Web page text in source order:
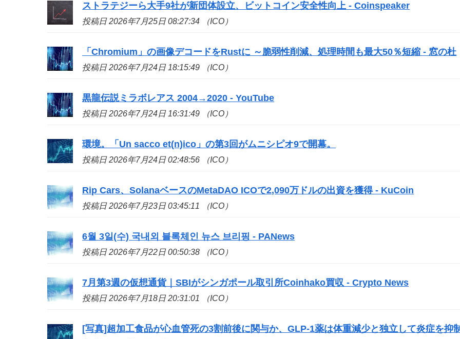
ストラテジーら大手9社が新団体設立、ビットコイン安全性向上 - Coinspeaker
投稿日 2026年7月25日 08:27:34 （ICO）
「Chromium」の画像デコードをRustに ～脆弱性削減、処理時間も最大50％短縮 - 窓の杜
投稿日 2026年7月24日 18:15:49 （ICO）
黒龍伝説ミラボレアス 2004→2020 - YouTube
投稿日 2026年7月24日 16:31:49 （ICO）
環境。「Un sacco et(n)ico 」の第3回がムニシピオ9で開幕。
投稿日 2026年7月24日 02:48:56 （ICO）
Rip Cars、SolanaベースのMetaDAO ICOで2,090万ドルの出資を獲得 - KuCoin
投稿日 2026年7月23日 03:45:11 （ICO）
6월 3일(수) 국내외 블록체인 뉴스 브리핑 - PANews
投稿日 2026年7月22日 00:50:38 （ICO）
7月第3週の仮想通貨｜SBIがシンガポール取引所Coinhako買収 - Crypto News
投稿日 2026年7月18日 20:31:01 （ICO）
[写真]超加工食品が心血管死の3割前後に関与か、GLP-1薬は体重減少と独立して炎症を抑